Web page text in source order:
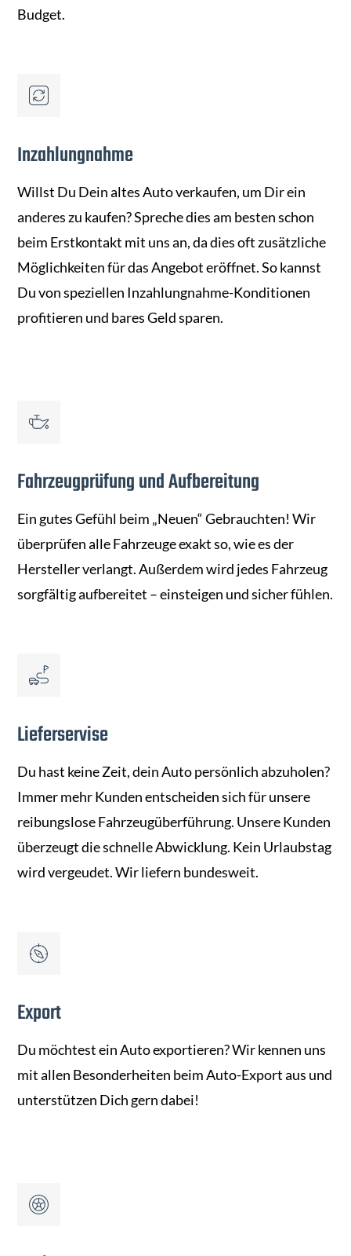
Budget.
Inzahlungnahme
Willst Du Dein altes Auto verkaufen, um Dir ein
anderes zu kaufen? Spreche dies am besten schon
beim Erstkontakt mit uns an, da dies oft zusätzliche
Möglichkeiten für das Angebot eröffnet. So kannst
Du von speziellen Inzahlungnahme-Konditionen
profitieren und bares Geld sparen.
Fahrzeugprüfung und Aufbereitung
Ein gutes Gefühl beim „Neuen“ Gebrauchten! Wir
überprüfen alle Fahrzeuge exakt so, wie es der
Hersteller verlangt. Außerdem wird jedes Fahrzeug
sorgfältig aufbereitet – einsteigen und sicher fühlen.
Lieferservise
Du hast keine Zeit, dein Auto persönlich abzuholen?
Immer mehr Kunden entscheiden sich für unsere
reibungslose Fahrzeugüberführung. Unsere Kunden
überzeugt die schnelle Abwicklung. Kein Urlaubstag
wird vergeudet. Wir liefern bundesweit.
Export
Du möchtest ein Auto exportieren? Wir kennen uns
mit allen Besonderheiten beim Auto-Export aus und
unterstützen Dich gern dabei!